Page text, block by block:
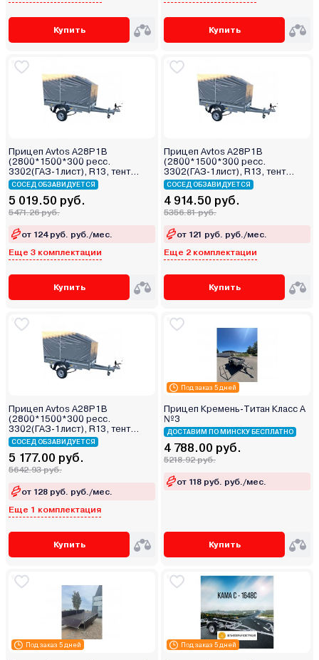
Купить Купить
Прицеп Avtos A28P1B
(2800*1500*300 ресс.
3302(ГАЗ-1лист), R13, тент
800мм)
СОСЕД ОБЗАВИДУЕТСЯ
5 019.50 руб.
5471.26 руб.
от 124 руб. руб./мес.
Еще 3 комплектации
Купить
Прицеп Avtos A28P1B
(2800*1500*300 ресс.
3302(ГАЗ-1лист), R13, тент
400мм)
СОСЕД ОБЗАВИДУЕТСЯ
4 914.50 руб.
5356.81 руб.
от 121 руб. руб./мес.
Еще 2 комплектации
Купить
Прицеп Avtos A28P1B
(2800*1500*300 ресс.
3302(ГАЗ-1лист), R13, тент
1200мм)
СОСЕД ОБЗАВИДУЕТСЯ
5 177.00 руб.
5642.93 руб.
от 128 руб. руб./мес.
Еще 1 комплектация
Купить
Под заказ 5 дней
Прицеп Кремень-Титан Класс А
№3
ДОСТАВИМ ПО МИНСКУ БЕСПЛАТНО
4 788.00 руб.
5218.92 руб.
от 118 руб. руб./мес.
Купить
Под заказ 5 дней Под заказ 5 дней